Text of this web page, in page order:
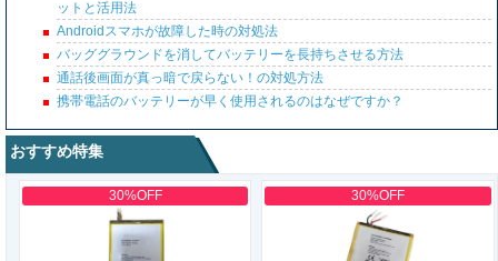
ットと活用法
Androidスマホが故障した時の対処法
バッググラウンドを消してバッテリーを長持ちさせる方法
通話後画面が真っ暗で戻らない！の対処方法
携帯電話のバッテリーが早く使用されるのはなぜですか？
おすすめ特集
30%OFF 30%OFF